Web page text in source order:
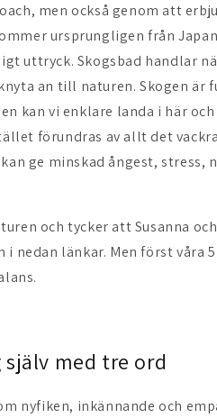
men också genom att
ursprungligen från
uttryck. Skogsbad handlar
an till naturen. Skogen
kan vi enklare landa i här
förundras av allt det
ge minskad ångest, stress,
och tycker att Susanna
i nedan länkar. Men först
själv med tre ord
nyfiken, inkännande och